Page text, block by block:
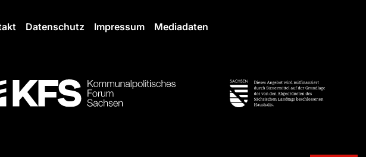
Datenschutz Impressum Mediadaten